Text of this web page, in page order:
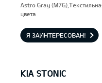
Astro Gray
цвета
Я ЗАИНТЕРЕСОВАН!
KIA STONIC